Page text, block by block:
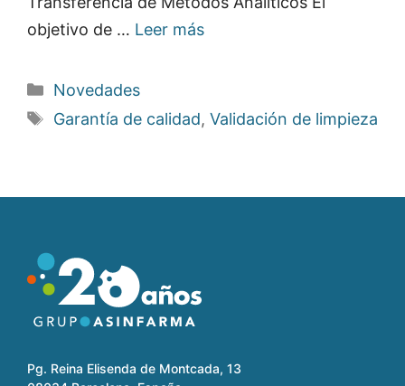
objetivo de … Leer más
Categorías
Novedades
Etiquetas
Garantía de calidad, Validación de limpieza
Pg. Reina Elisenda de Montcada, 13